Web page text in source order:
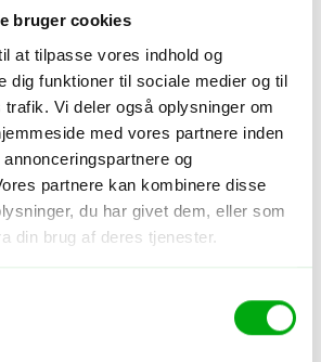
bruger cookies
at tilpasse vores indhold og
dig funktioner til sociale medier og til
Vi deler også oplysninger om
med vores partnere inden
og
partnere kan kombinere disse
du har givet dem, eller som
din brug af deres tjenester.